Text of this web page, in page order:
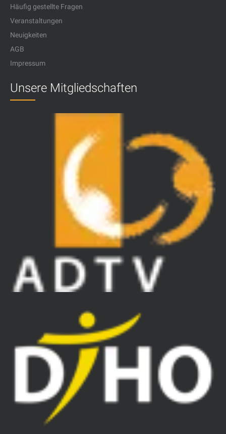
Häufig gestellte Fragen
Veranstaltungen
Neuigkeiten
AGB
Impressum
Unsere Mitgliedschaften